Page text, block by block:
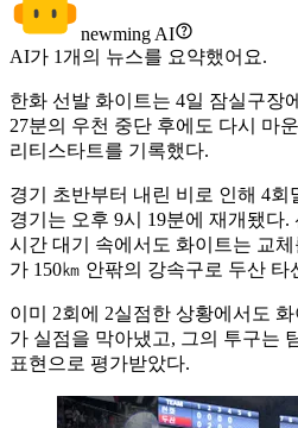
newming AI
AI가 1개의 뉴스를 요약했어요.
한화 선발 화이트는 4일 잠실구장
27분의 우천 중단 후에도 다시 마
리티스타트를 기록했다.
경기 초반부터 내린 비로 인해 4회
경기는 오후 9시 19분에 재개됐다
시간 대기 속에서도 화이트는 교
가 150㎞ 안팎의 강속구로 두산 타
이미 2회에 2실점한 상황에서도
가 실점을 막아냈고, 그의 투구는
표현으로 평가받았다.